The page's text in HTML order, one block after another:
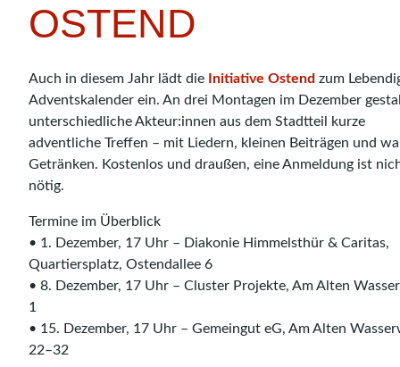
OSTEND
Auch in diesem Jahr lädt die Initiative Ostend zum
Adventskalender ein. An drei Montagen im Dezember
unterschiedliche Akteur:innen aus dem Stadtteil kurze
adventliche Treffen – mit Liedern, kleinen Beiträgen und
Getränken. Kostenlos und draußen, eine Anmeldung ist
nötig.
Termine im Überblick
• 1. Dezember, 17 Uhr – Diakonie Himmelsthür & Caritas,
Quartiersplatz, Ostendallee 6
• 8. Dezember, 17 Uhr – Cluster Projekte, Am Alten
1
• 15. Dezember, 17 Uhr – Gemeingut eG, Am Alten
22–32